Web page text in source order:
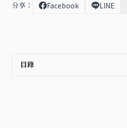
分享： Facebook LINE
目錄